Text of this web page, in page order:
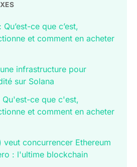
ce que c’est,
et comment en acheter
infrastructure pour
sur Solana
ce que c'est,
et comment en acheter
veut concurrencer Ethereum
: l'ultime blockchain